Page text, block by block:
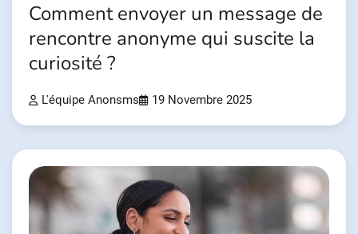
Comment envoyer un message de
rencontre anonyme qui suscite la
curiosité ?
L'équipe Anonsms 19 Novembre 2025